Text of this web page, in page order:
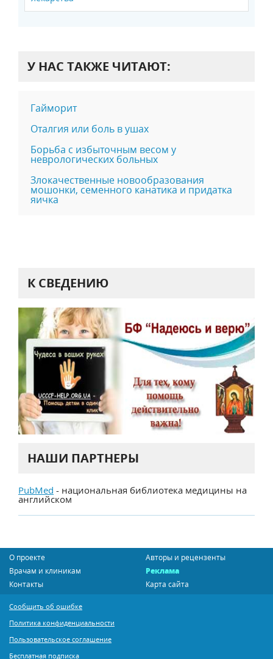
У НАС ТАКЖЕ ЧИТАЮТ:
Гайморит
Оталгия или боль в ушах
Борьба с избыточным весом у
неврологических больных
Злокачественные новообразования
мошонки, семенного канатика и придатка
яичка
К СВЕДЕНИЮ
НАШИ ПАРТНЕРЫ
PubMed - национальная библиотека медицины на
английском
О проекте
Авторы и рецензенты
Врачам и клиникам
Реклама
Контакты
Карта сайта
Сообщить об ошибке
Политика конфиденциальности
Пользовательское соглашение
Бесплатная подписка